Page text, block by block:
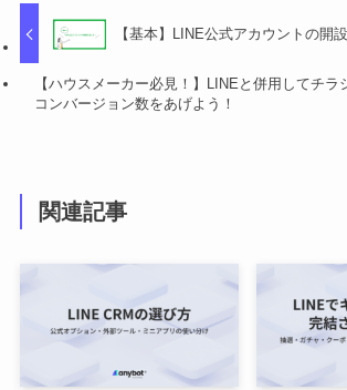
【基本】LINE公式アカウントの開
【ハウスメーカー必見！】LINEと併用してチラ
コンバージョン数をあげよう！
関連記事